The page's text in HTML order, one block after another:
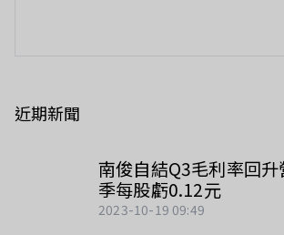
近期新聞
南俊自結Q3毛利率回
季每股虧0.12元
2023-10-19 09:49